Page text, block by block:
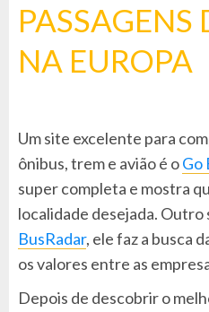
NA EUROPA
Um site excelente para
ônibus, trem e avião é oGo
super completa e mostra
localidade desejada.
BusRadar, ele faz a busca
os valores entre as
Depois de descobrir o